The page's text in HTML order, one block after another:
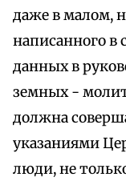
даже в малом,
написанного в
данных в
земных -
должна
указаниями
люди, не